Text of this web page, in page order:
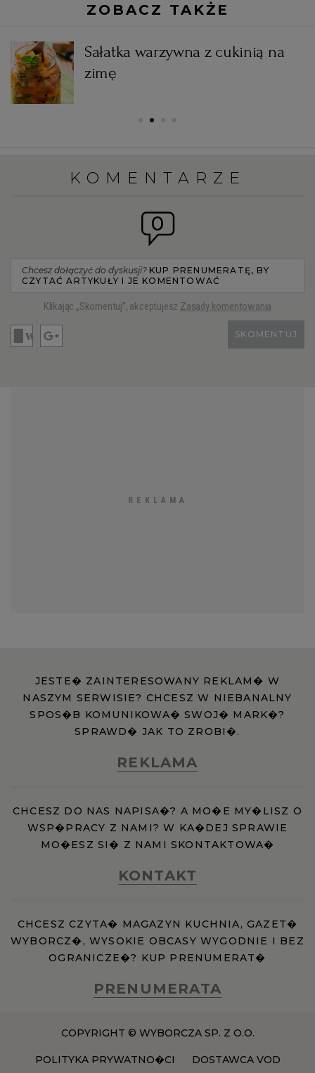
ZOBACZ TAKŻE
Sałatka warzywna z cukinią na
zimę
KOMENTARZE
0
Chcesz dołączyć do dyskusji? KUP PRENUMERATĘ, BY
CZYTAĆ ARTYKUŁY I JE KOMENTOWAĆ
Klikając „Skomentuj”, akceptujesz Zasady komentowania
SKOMENTUJ
JESTE� ZAINTERESOWANY REKLAM� W
NASZYM SERWISIE? CHCESZ W NIEBANALNY
SPOS�B KOMUNIKOWA� SWOJ� MARK�?
SPRAWD� JAK TO ZROBI�.
REKLAMA
CHCESZ DO NAS NAPISA�? A MO�E MY�LISZ O
WSP�PRACY Z NAMI? W KA�DEJ SPRAWIE
MO�ESZ SI� Z NAMI SKONTAKTOWA�
KONTAKT
CHCESZ CZYTA� MAGAZYN KUCHNIA, GAZET�
WYBORCZ�, WYSOKIE OBCASY WYGODNIE I BEZ
OGRANICZE�? KUP PRENUMERAT�
PRENUMERATA
COPYRIGHT © WYBORCZA SP. Z O.O.
POLITYKA PRYWATNO�CI DOSTAWCA VOD